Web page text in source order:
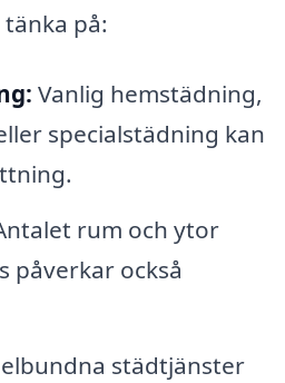
på:
Vanlig hemstädning,
specialstädning kan
rum och ytor
påverkar också
städtjänster